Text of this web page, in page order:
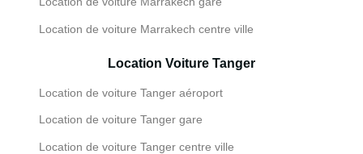
Location de voiture Marrakech centre ville
Location Voiture Tanger
Location de voiture Tanger aéroport
Location de voiture Tanger gare
Location de voiture Tanger centre ville